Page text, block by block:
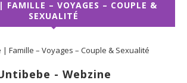
FAMILLE – VOYAGES – COUPLE &
SEXUALITÉ
- Webzine